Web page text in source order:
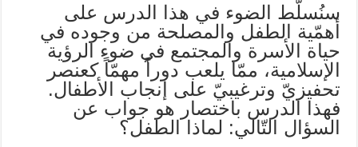
سنُسلّط الضوء في هذا الدرس على
أهمّية الطفل والمصلحة من وجوده في
حياة الأسرة والمجتمع في ضوء الرؤية
الإسلامية، ممّا يلعب دوراً مهمّاً كعنصر
تحفيزيّ وترغيبيّ على إنجاب الأطفال.
فهذا الدرس باختصار هو جواب عن
السؤال التّالي: لماذا الطفل؟